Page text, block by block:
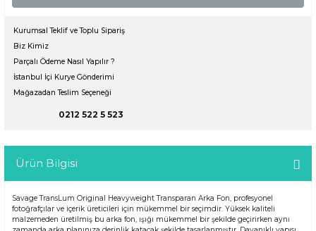
Kurumsal Teklif ve Toplu Sipariş
Biz Kimiz
Parçalı Ödeme Nasıl Yapılır ?
İstanbul İçi Kurye Gönderimi
Mağazadan Teslim Seçeneği
0212 522 5 523
Ürün Bilgisi
Savage TransLum Original Heavyweight Transparan Arka Fon, profesyonel
fotoğrafçılar ve içerik üreticileri için mükemmel bir seçimdir. Yüksek kaliteli
malzemeden üretilmiş bu arka fon, ışığı mükemmel bir şekilde geçirirken aynı